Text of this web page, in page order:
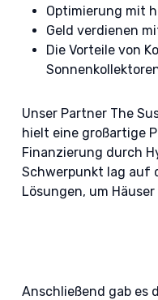
Optimierung mit
Geld verdienen
Die Vorteile von
Unser Partner The
hielt eine großartige
Finanzierung durch
Schwerpunkt lag auf
Lösungen, um
Anschließend gab es